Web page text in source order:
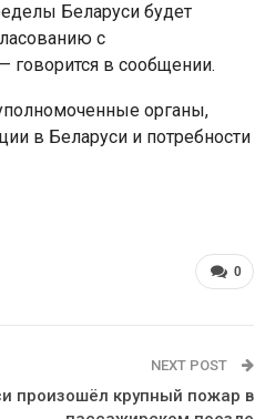
Беларуси будет
с
в сообщении.
органы,
в Беларуси и потребности
0
NEXT POST
произошёл крупный пожар в